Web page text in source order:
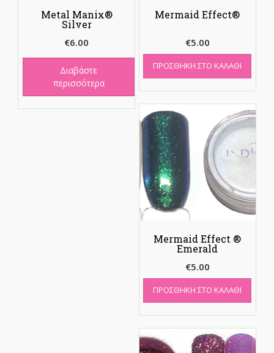
Metal Manix®
Silver
€6.00
Διαβάστε
περισσότερα
Mermaid Effect®
€5.00
ΠΡΟΣΘΉΚΗ ΣΤΟ ΚΑΛΆΘΙ
Mermaid Effect ®
Emerald
€5.00
ΠΡΟΣΘΉΚΗ ΣΤΟ ΚΑΛΆΘΙ